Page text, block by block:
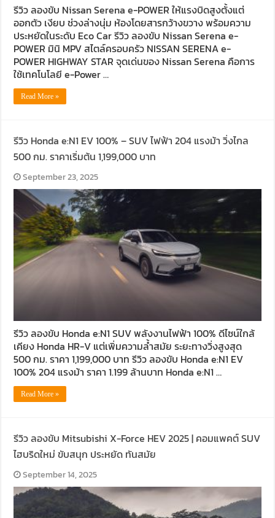
รีวิว ลองขับ Nissan Serena e-POWER ให้แรงบิดสูงตั้งแต่
ออกตัว เงียบ ช่วงล่างนุ่ม ห้องโดยสารกว้างขวาง พร้อมความ
ประหยัดในระดับ Eco Car รีวิว ลองขับ Nissan Serena e-
POWER มินิ MPV สไตล์ครอบครัว NISSAN SERENA e-
POWER HIGHWAY STAR จุดเด่นของ Nissan Serena คือการ
ใช้เทคโนโลยี e-Power …
Read More »
รีวิว Honda e:N1 EV 100% – SUV ไฟฟ้า 204 แรงม้า วิ่งไกล
500 กม. ราคาเริ่มต้น 1,199,000 บาท
September 23, 2025
รีวิว ลองขับ Honda e:N1 SUV พลังงานไฟฟ้า 100% ดีไซน์ใกล้
เคียง Honda HR-V แต่เพิ่มความล้ำสมัย ระยะทางวิ่งสูงสุด
500 กม. ราคา 1,199,000 บาท รีวิว ลองขับ Honda e:N1 EV
100% 204 แรงม้า ราคา 1.199 ล้านบาท Honda e:N1 …
Read More »
รีวิว ลองขับ Mitsubishi X-Force HEV 2025 | คอมแพคต์ SUV
ไฮบริดใหม่ ขับสนุก ประหยัด ทันสมัย
September 14, 2025